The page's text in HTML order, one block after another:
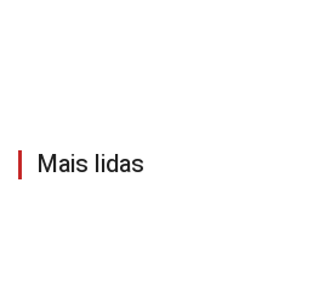
Mais lidas